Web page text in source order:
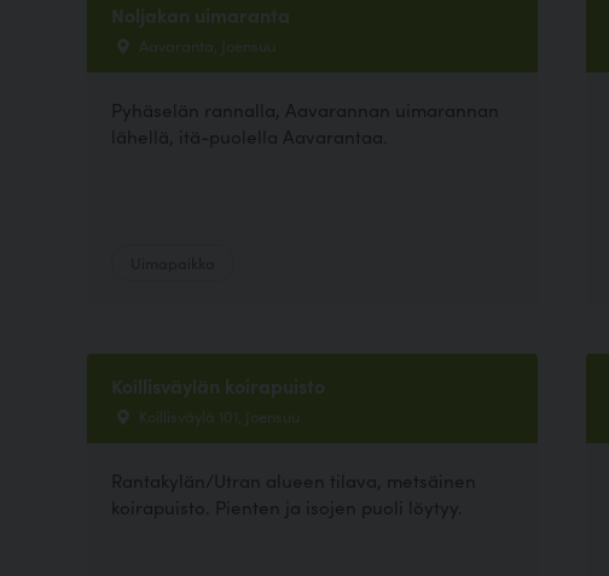
Noljakan uimaranta
Aavaranta, Joensuu
Pyhäselän rannalla, Aavarannan uimarannan
lähellä, itä-puolella Aavarantaa.
Koillisväylän koirapuisto
Koillisväylä 101, Joensuu
Rantakylän/Utran alueen tilava, metsäinen
koirapuisto. Pienten ja isojen puoli löytyy.